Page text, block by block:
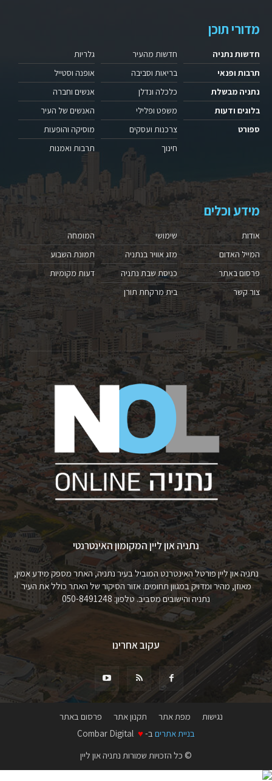
מדורי תוכן
חדשות נתניה
תרבות ופנאי
נתניה מבשלת
בלוגים ודעות
ספורט
חדשות מהעיר
בריאות וסביבה
כלכלה ונדלן
משפט ופלילי
צרכנות ועסקים
חינוך
גלריות
אופנה וסטייל
אנשים וחברה
האנשים של העיר
מוסיקה והופעות
תרבות ואמנות
מידע וכלים
אודות
המייל האדום
פרסום באתר
צור קשר
שימושי
מזג אוויר בנתניה
כניסת שבת נתניה
בית מרקחת תורן
המומחה
תמונת השבוע
דעות מקומיות
נתניה און ליין המקומון האינטרנטי
נתניה און ליין פורטל האינטרנט המוביל בעיר נתניה, האתר מספק מידע אמין,
מאוזן, מהיר ומדויק במגוון תחומים. אזור הסיקור של האתר כולל את העיר
נתניה והישובים מסביב. טלפון: 050-8491248
עקוב אחרינו
נגישות מפת אתר תקנון אתר
פרסום באתר
בניית אתרים ב- ♥
© כל הזכויות שמורות נתניה און ליין